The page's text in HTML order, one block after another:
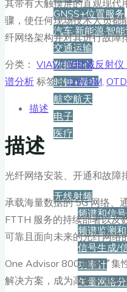
GNSS+位置服务
汽车·新能源·智
交通运输
数据中心
时钟+频率
航空航天
电子
医疗
无线射频
频谱和信
频谱监测
信号生成/
功率计
矢量网络
其带有大触摸屏的直观现代
骤，使任何现场技术人员都
纤网络架构并对其进行故障
分类： VIAVI,光时域反射仪
谱分析 标签：DWDM
描述
描述
光纤网络安装、开通和故障
承载海量数据的 5G 网络、
FTTH 服务的持续部署以及
可靠且面向未来的光纤网络
One Advisor 800 配备了集
解决方案，成为高要求光纤